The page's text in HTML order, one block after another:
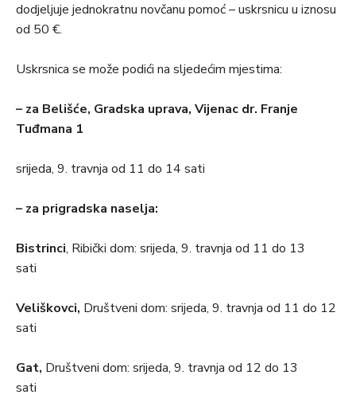
dodjeljuje jednokratnu novčanu pomoć – uskrsnicu u iznosu
od 50 €.
Uskrsnica se može podići na sljedećim mjestima:
– za Belišće, Gradska uprava, Vijenac dr. Franje
Tuđmana 1
srijeda, 9. travnja od 11 do 14 sati
– za prigradska naselja:
Bistrinci, Ribički dom: srijeda, 9. travnja od 11 do 13
sati
Veliškovci, Društveni dom: srijeda, 9. travnja od 11 do 12
sati
Gat, Društveni dom: srijeda, 9. travnja od 12 do 13
sati